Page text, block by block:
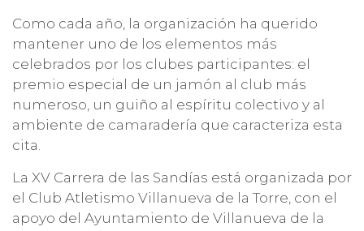
Como cada año, la organización ha querido
mantener uno de los elementos más
celebrados por los clubes participantes: el
premio especial de un jamón al club más
numeroso, un guiño al espíritu colectivo y al
ambiente de camaradería que caracteriza esta
cita.
La XV Carrera de las Sandías está organizada por
el Club Atletismo Villanueva de la Torre, con el
apoyo del Ayuntamiento de Villanueva de la